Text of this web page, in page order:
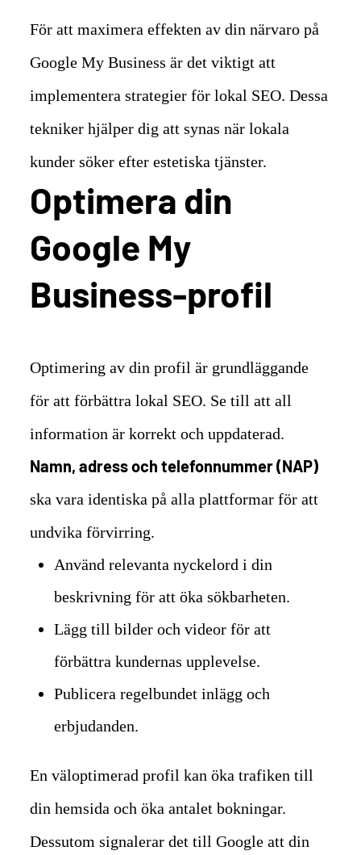
För att maximera effekten av din närvaro på
Google My Business är det viktigt att
implementera strategier för lokal SEO. Dessa
tekniker hjälper dig att synas när lokala
kunder söker efter estetiska tjänster.
Optimera din
Google My
Business-profil
Optimering av din profil är grundläggande
för att förbättra lokal SEO. Se till att all
information är korrekt och uppdaterad.
Namn, adress och telefonnummer (NAP)
ska vara identiska på alla plattformar för att
undvika förvirring.
Använd relevanta nyckelord i din
beskrivning för att öka sökbarheten.
Lägg till bilder och videor för att
förbättra kundernas upplevelse.
Publicera regelbundet inlägg och
erbjudanden.
En väloptimerad profil kan öka trafiken till
din hemsida och öka antalet bokningar.
Dessutom signalerar det till Google att din